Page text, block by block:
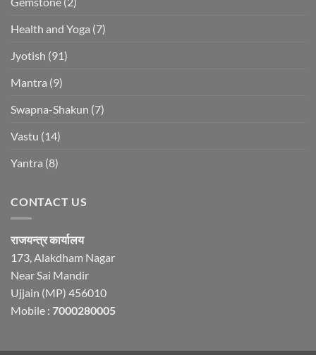
Health and Yoga (7)
Jyotish (91)
Mantra (9)
Swapna-Shakun (7)
Vastu (14)
Yantra (8)
CONTACT US
राजयन्त्र कार्यालय
173, Alakdham Nagar
Near Sai Mandir
Ujjain (MP) 456010
Mobile : 7000280005